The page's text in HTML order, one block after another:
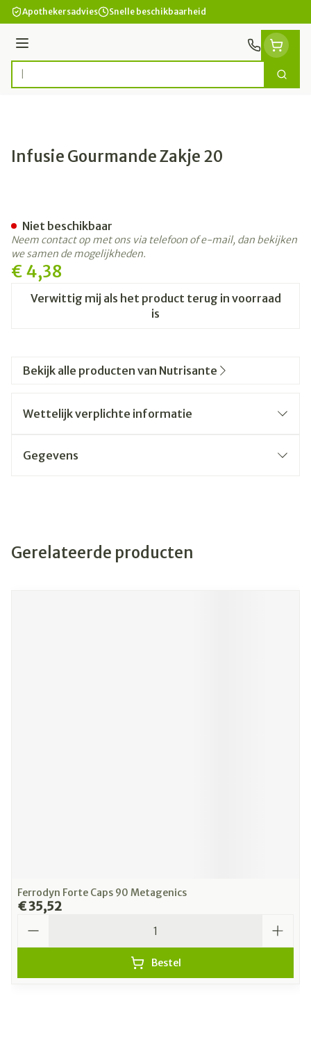
Ga naar de inhoud
Apothekersadvies Snelle beschikbaarheid
Menu
Product, merk, categorie... Zoek
Infusie Gourmande Zakje 20
€ 4,38
Verwittig mij als het product terug in voorraad
is
Niet beschikbaar
Neem contact op met ons via telefoon of e-mail, dan bekijken
we samen de mogelijkheden.
Bekijk alle producten van Nutrisante
Wettelijk verplichte informatie
Gegevens
Gerelateerde producten
Ferrodyn Forte Caps 90 Metagenics
€ 35,52
Bestel